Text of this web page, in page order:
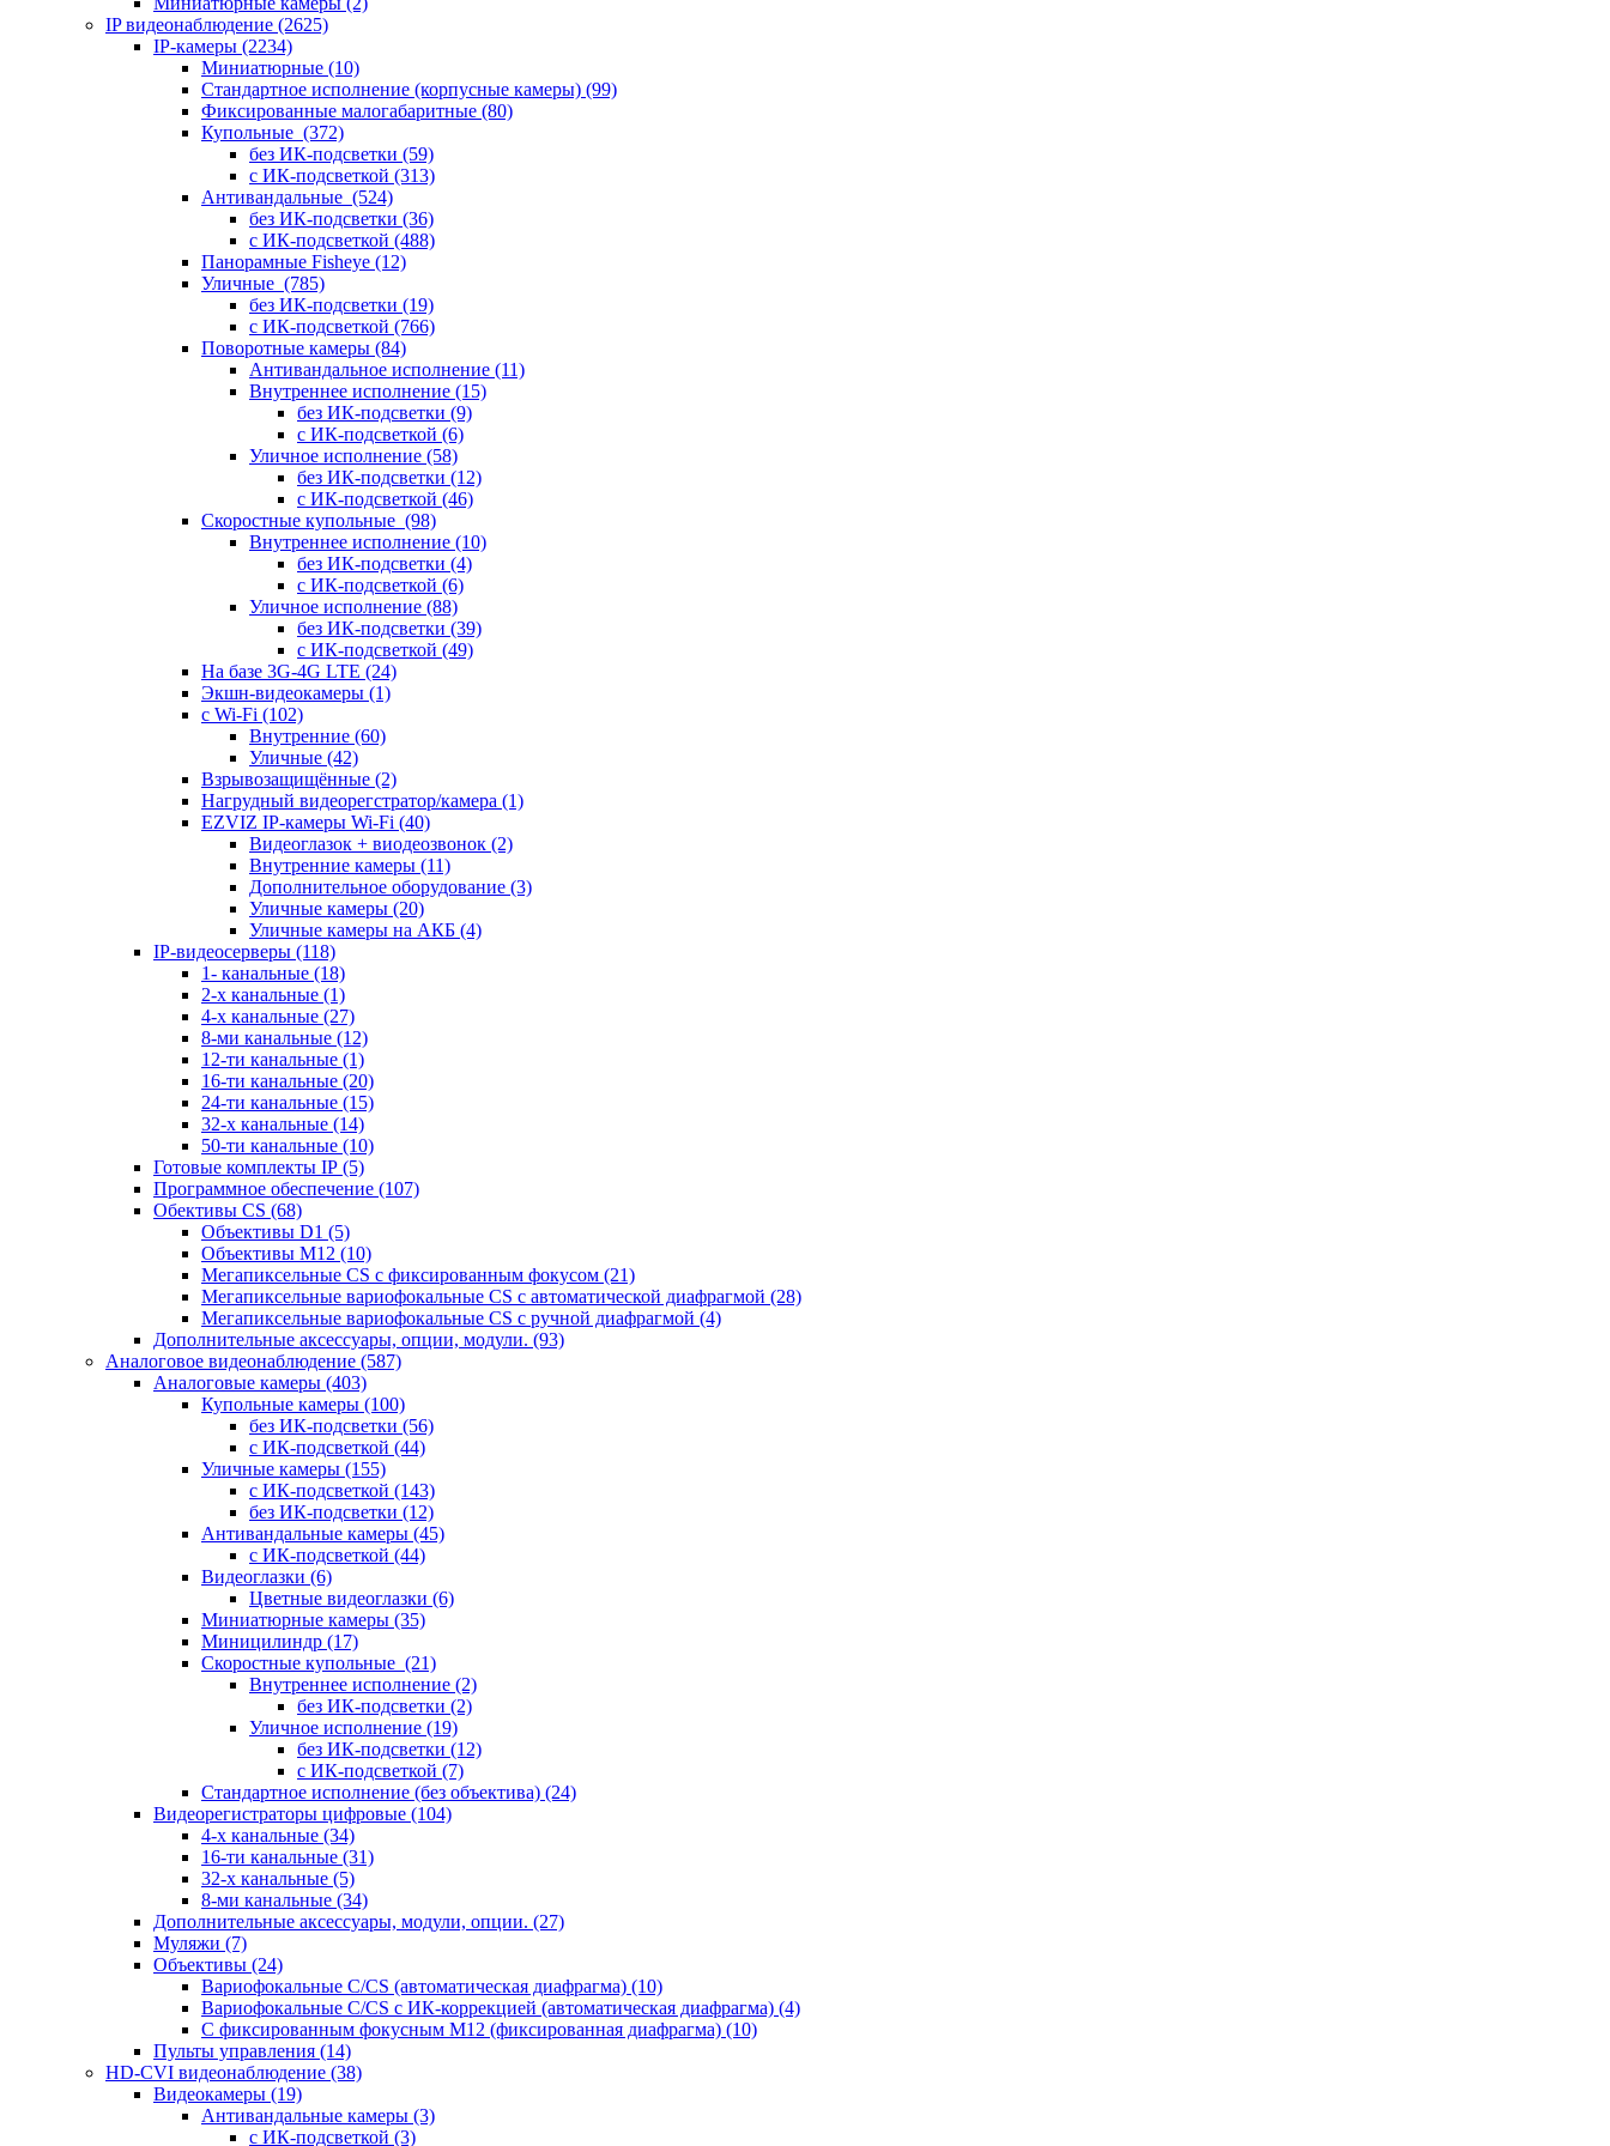
IP видеонаблюдение (2625)
IP-камеры (2234)
Миниатюрные (10)
Стандартное исполнение (корпусные камеры) (99)
Фиксированные малогабаритные (80)
Купольные (372)
без ИК-подсветки (59)
с ИК-подсветкой (313)
Антивандальные (524)
без ИК-подсветки (36)
с ИК-подсветкой (488)
Панорамные Fisheye (12)
Уличные (785)
без ИК-подсветки (19)
с ИК-подсветкой (766)
Поворотные камеры (84)
Антивандальное исполнение (11)
Внутреннее исполнение (15)
без ИК-подсветки (9)
с ИК-подсветкой (6)
Уличное исполнение (58)
без ИК-подсветки (12)
с ИК-подсветкой (46)
Скоростные купольные (98)
Внутреннее исполнение (10)
без ИК-подсветки (4)
с ИК-подсветкой (6)
Уличное исполнение (88)
без ИК-подсветки (39)
с ИК-подсветкой (49)
На базе 3G-4G LTE (24)
Экшн-видеокамеры (1)
с Wi-Fi (102)
Внутренние (60)
Уличные (42)
Взрывозащищённые (2)
Нагрудный видеорегстратор/камера (1)
EZVIZ IP-камеры Wi-Fi (40)
Видеоглазок + виодеозвонок (2)
Внутренние камеры (11)
Дополнительное оборудование (3)
Уличные камеры (20)
Уличные камеры на АКБ (4)
IP-видеосерверы (118)
1- канальные (18)
2-х канальные (1)
4-х канальные (27)
8-ми канальные (12)
12-ти канальные (1)
16-ти канальные (20)
24-ти канальные (15)
32-х канальные (14)
50-ти канальные (10)
Готовые комплекты IP (5)
Программное обеспечение (107)
Обективы CS (68)
Объективы D1 (5)
Объективы M12 (10)
Мегапиксельные CS c фиксированным фокусом (21)
Мегапиксельные вариофокальные CS c автоматической диафрагмой (28)
Мегапиксельные вариофокальные CS c ручной диафрагмой (4)
Дополнительные аксессуары, опции, модули. (93)
Аналоговое видеонаблюдение (587)
Аналоговые камеры (403)
Купольные камеры (100)
без ИК-подсветки (56)
с ИК-подсветкой (44)
Уличные камеры (155)
с ИК-подсветкой (143)
без ИК-подсветки (12)
Антивандальные камеры (45)
с ИК-подсветкой (44)
Видеоглазки (6)
Цветные видеоглазки (6)
Миниатюрные камеры (35)
Миницилиндр (17)
Скоростные купольные (21)
Внутреннее исполнение (2)
без ИК-подсветки (2)
Уличное исполнение (19)
без ИК-подсветки (12)
с ИК-подсветкой (7)
Стандартное исполнение (без объектива) (24)
Видеорегистраторы цифровые (104)
4-х канальные (34)
16-ти канальные (31)
32-х канальные (5)
8-ми канальные (34)
Дополнительные аксессуары, модули, опции. (27)
Муляжи (7)
Объективы (24)
Вариофокальные C/CS (автоматическая диафрагма) (10)
Вариофокальные C/CS с ИК-коррекцией (автоматическая диафрагма) (4)
С фиксированным фокусным М12 (фиксированная диафрагма) (10)
Пульты управления (14)
HD-CVI видеонаблюдение (38)
Видеокамеры (19)
Антивандальные камеры (3)
с ИК-подсветкой (3)